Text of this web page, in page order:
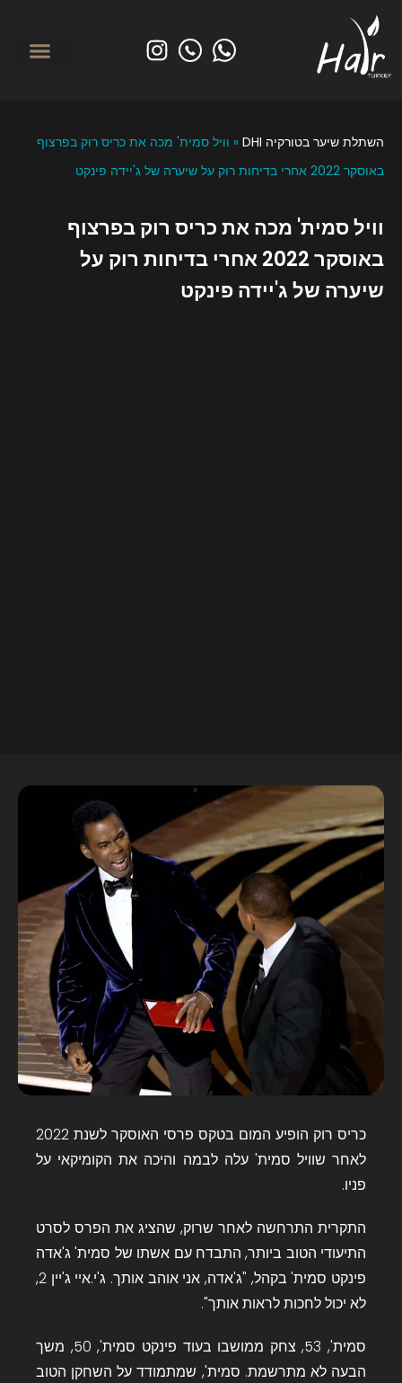
השתלת שיער בטורקיה DHI » וויל סמית' מכה את כריס רוק בפרצוף
באוסקר 2022 אחרי בדיחות רוק על שיערה של ג'יידה פינקט
וויל סמית' מכה את כריס רוק בפרצוף
באוסקר 2022 אחרי בדיחות רוק על
שיערה של ג'יידה פינקט
כריס רוק הופיע המום בטקס פרסי האוסקר לשנת 2022
לאחר שוויל סמית' עלה לבמה והיכה את הקומיקאי על
פניו.
התקרית התרחשה לאחר שרוק, שהציג את הפרס לסרט
התיעודי הטוב ביותר, התבדח עם אשתו של סמית' ג'אדה
פינקט סמית' בקהל, "ג'אדה, אני אוהב אותך. ג'י.איי ג'יין 2,
לא יכול לחכות לראות אותך".
סמית', 53, צחק ממושבו בעוד פינקט סמית', 50, משך
הבעה לא מתרשמת. סמית', שמתמודד על השחקן הטוב